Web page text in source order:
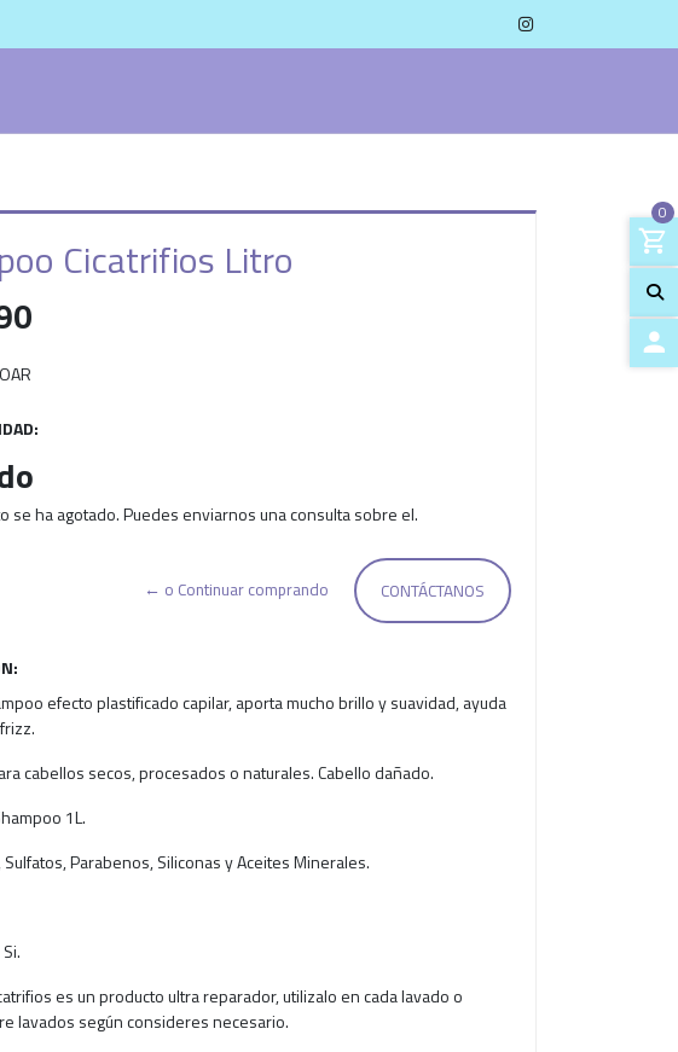
0
Cicatrifios Litro
se ha agotado. Puedes enviarnos una consulta sobre el.
CONTÁCTANOS
← o Continuar comprando
efecto plastificado capilar, aporta mucho brillo y suavidad, ayuda
cabellos secos, procesados o naturales. Cabello dañado.
1L.
Sulfatos, Parabenos, Siliconas y Aceites Minerales.
es un producto ultra reparador, utilizalo en cada lavado o
lavados según consideres necesario.